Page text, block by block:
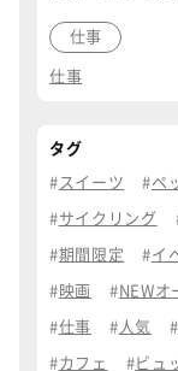
仕事
仕事
タグ
スイーツ ペ
サイクリング
期間限定 イ
映画 NEWオ
仕事 人気
カフェ ビュ